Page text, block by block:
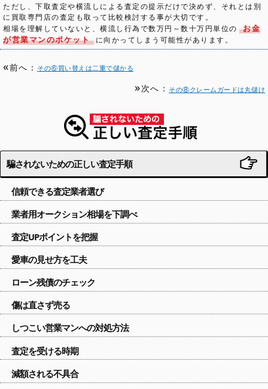
ただし、下取査定や横流しによる査定の提示だけで決めず、それとは別
に買取専門店の査定も取って比較検討する事が大切です。
相場を理解していないと、横流し行為で数万円～数十万円単位の
お金
が営業マンのポケット
に向かってしまう可能性があります。
前へ： その⑥買い替えは二重で儲かる
次へ： その⑧クレームガードは丸儲け
騙されないための正しい査定手順
信頼できる査定業者選び
業者用オークション相場を下調べ
査定UPポイントを把握
愛車の見せ方を工夫
ローン残債のチェック
傷は直さず売る
しつこい営業マンへの対処方法
査定を受ける時期
減額される不具合